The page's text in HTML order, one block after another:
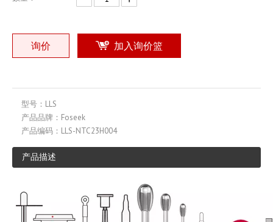
询价 加入询价篮
型号： LLS
产品品牌： Foseek
产品编码： LLS-NTC23H004
产品描述